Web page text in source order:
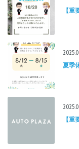
【
夏季
【